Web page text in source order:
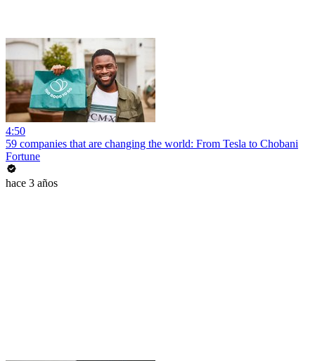
4:50
59 companies that are changing the world: From Tesla to Chobani
Fortune
hace 3 años